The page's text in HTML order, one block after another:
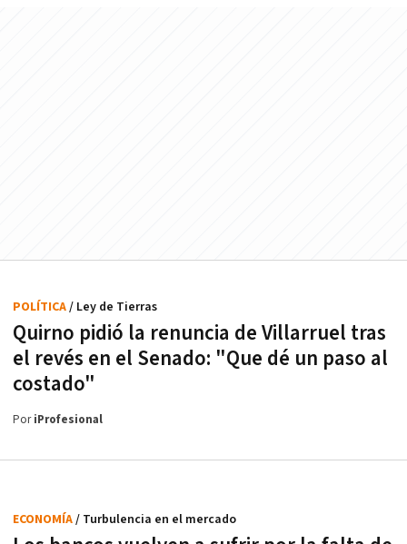
Quirno pidió la renuncia de Villarruel tras
el revés en el Senado: "Que dé un paso al
costado"
POLÍTICA/ Ley de Tierras
PoriProfesional
ECONOMÍA/ Turbulencia en el mercado